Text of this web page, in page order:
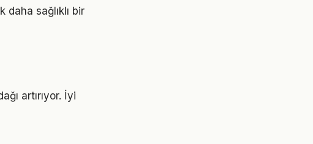
sağlıklı bir
artırıyor. İyi